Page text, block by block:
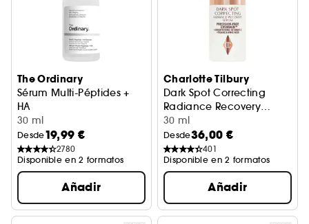
The Ordinary
Sérum Multi-Péptides +
HA
sérum antienvejecimiento
30 ml
Desde19,99 €
2780
Disponible en 2 formatos
Añadir
Charlotte Tilbury
Dark Spot Correcting
Radiance Recovery
Serum
Sérum Antimanchas
30 ml
Desde36,00 €
401
Disponible en 2 formatos
Añadir